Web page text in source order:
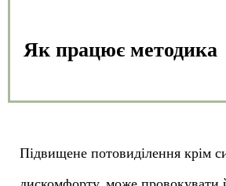
Як працює методика
Підвищене потовиділення крім